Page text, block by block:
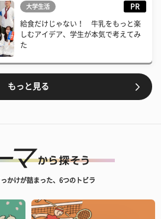
大学生活 PR
給食だけじゃない！ 牛乳をもっと楽
しむアイデア、学生が本気で考えてみ
た
もっと見る
かけが詰まった、6つのトビラ